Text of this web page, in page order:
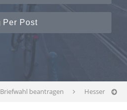
Per Post
Briefwahl beantragen Hessen